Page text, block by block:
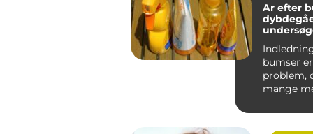
Ar efter
bumser
problem,
mange